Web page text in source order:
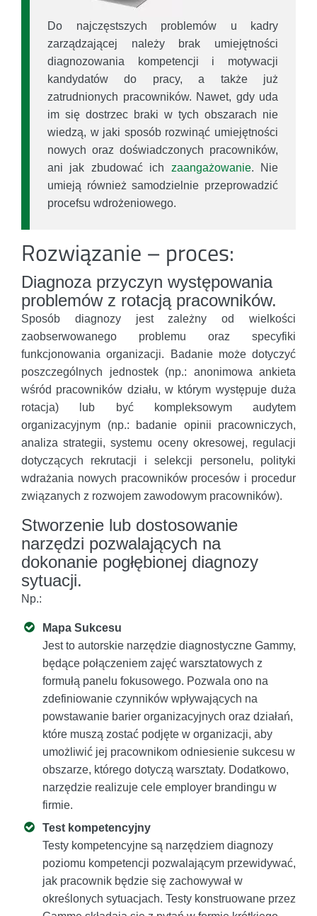
Do najczęstszych problemów u kadry
zarządzającej należy brak umiejętności
diagnozowania kompetencji i motywacji
kandydatów do pracy, a także już
zatrudnionych pracowników. Nawet, gdy uda
im się dostrzec braki w tych obszarach nie
wiedzą, w jaki sposób rozwinąć umiejętności
nowych oraz doświadczonych pracowników,
ani jak zbudować ich zaangażowanie. Nie
umieją również samodzielnie przeprowadzić
procefsu wdrożeniowego.
Rozwiązanie – proces:
Diagnoza przyczyn występowania
problemów z rotacją pracowników.
Sposób diagnozy jest zależny od wielkości
zaobserwowanego problemu oraz specyfiki
funkcjonowania organizacji. Badanie może dotyczyć
poszczególnych jednostek (np.: anonimowa ankieta
wśród pracowników działu, w którym występuje duża
rotacja) lub być kompleksowym audytem
organizacyjnym (np.: badanie opinii pracowniczych,
analiza strategii, systemu oceny okresowej, regulacji
dotyczących rekrutacji i selekcji personelu, polityki
wdrażania nowych pracowników procesów i procedur
związanych z rozwojem zawodowym pracowników).
Stworzenie lub dostosowanie
narzędzi pozwalających na
dokonanie pogłębionej diagnozy
sytuacji.
Np.:
Mapa Sukcesu
Jest to autorskie narzędzie diagnostyczne Gammy,
będące połączeniem zajęć warsztatowych z
formułą panelu fokusowego. Pozwala ono na
zdefiniowanie czynników wpływających na
powstawanie barier organizacyjnych oraz działań,
które muszą zostać podjęte w organizacji, aby
umożliwić jej pracownikom odniesienie sukcesu w
obszarze, którego dotyczą warsztaty. Dodatkowo,
narzędzie realizuje cele employer brandingu w
firmie.
Test kompetencyjny
Testy kompetencyjne są narzędziem diagnozy
poziomu kompetencji pozwalającym przewidywać,
jak pracownik będzie się zachowywał w
określonych sytuacjach. Testy konstruowane przez